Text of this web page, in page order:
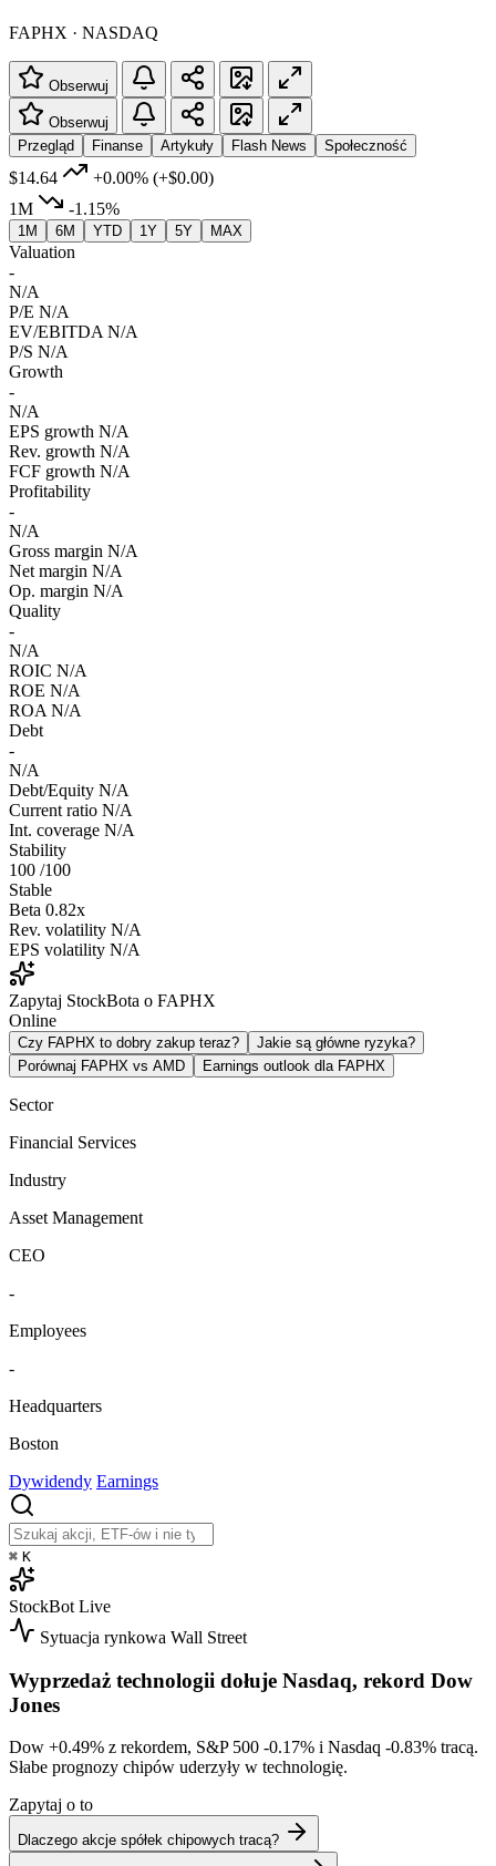
FAPHX · NASDAQ
Obserwuj
Obserwuj
Przegląd
Finanse Artykuły Flash News Społeczność
$14.64 +0.00% (+$0.00)
1M
-1.15%
1M 6M YTD 1Y 5Y MAX
Valuation
-
N/A
P/E N/A
EV/EBITDA N/A
P/S N/A
Growth
-
N/A
EPS growth N/A
Rev. growth N/A
FCF growth N/A
Profitability
-
N/A
Gross margin N/A
Net margin N/A
Op. margin N/A
Quality
-
N/A
ROIC N/A
ROE N/A
ROA N/A
Debt
-
N/A
Debt/Equity N/A
Current ratio N/A
Int. coverage N/A
Stability
100 /100
Stable
Beta 0.82x
Rev. volatility N/A
EPS volatility N/A
Zapytaj StockBota o FAPHX
Online
Czy FAPHX to dobry zakup teraz?
Jakie są główne ryzyka?
Porównaj FAPHX vs AMD
Earnings outlook dla FAPHX
Sector
Financial Services
Industry
Asset Management
CEO
-
Employees
-
Headquarters
Boston
Dywidendy Earnings
⌘ K
StockBot Live
Sytuacja rynkowa Wall Street
Wyprzedaż technologii dołuje Nasdaq, rekord Dow
Jones
Dow +0.49% z rekordem, S&P 500 -0.17% i Nasdaq -0.83% tracą.
Słabe prognozy chipów uderzyły w technologię.
Zapytaj o to
Dlaczego akcje spółek chipowych tracą?